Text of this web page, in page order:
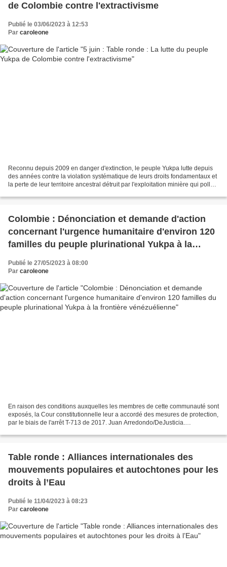
de Colombie contre l'extractivisme
Publié le 03/06/2023 à 12:53
Par caroleone
Reconnu depuis 2009 en danger d'extinction, le peuple Yukpa lutte depuis
des années contre la violation systématique de leurs droits fondamentaux et
la perte de leur territoire ancestral détruit par l'exploitation minière qui pollue
Colombie : Dénonciation et demande d'action
concernant l'urgence humanitaire d'environ 120
familles du peuple plurinational Yukpa à la
Publié le 27/05/2023 à 08:00
Par caroleone
En raison des conditions auxquelles les membres de cette communauté sont
exposés, la Cour constitutionnelle leur a accordé des mesures de protection,
par le biais de l'arrêt T-713 de 2017. Juan Arredondo/DeJusticia.
Table ronde : Alliances internationales des
mouvements populaires et autochtones pour les
droits à l’Eau
Publié le 11/04/2023 à 08:23
Par caroleone